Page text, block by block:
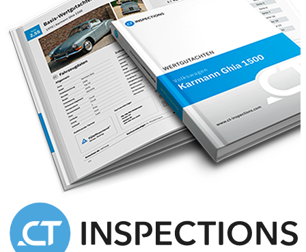
km, when an Alfa Romeo specialist carried out a full service.
Prior to this, it is understood that a new clutch was recently
installed.
This Alfa Romeo 1900C SS by Ghia-Aigle represents an incredible
opportunity to acquire a coachbuilt Italian sporting coupe.
Understood to be one of just two cars finished to this design, it
offers a glimpse into the exciting post-war world of highly bespoke
vehicles, and also boasts early exhibit provenance having made its
debut at the 1956 Geneva motor show. With a fresh service
completed earlier this year, it is ready to enjoy on the road, but
would also make a striking centrepiece to any assembly of rare
Federico Anversa 00393939487504